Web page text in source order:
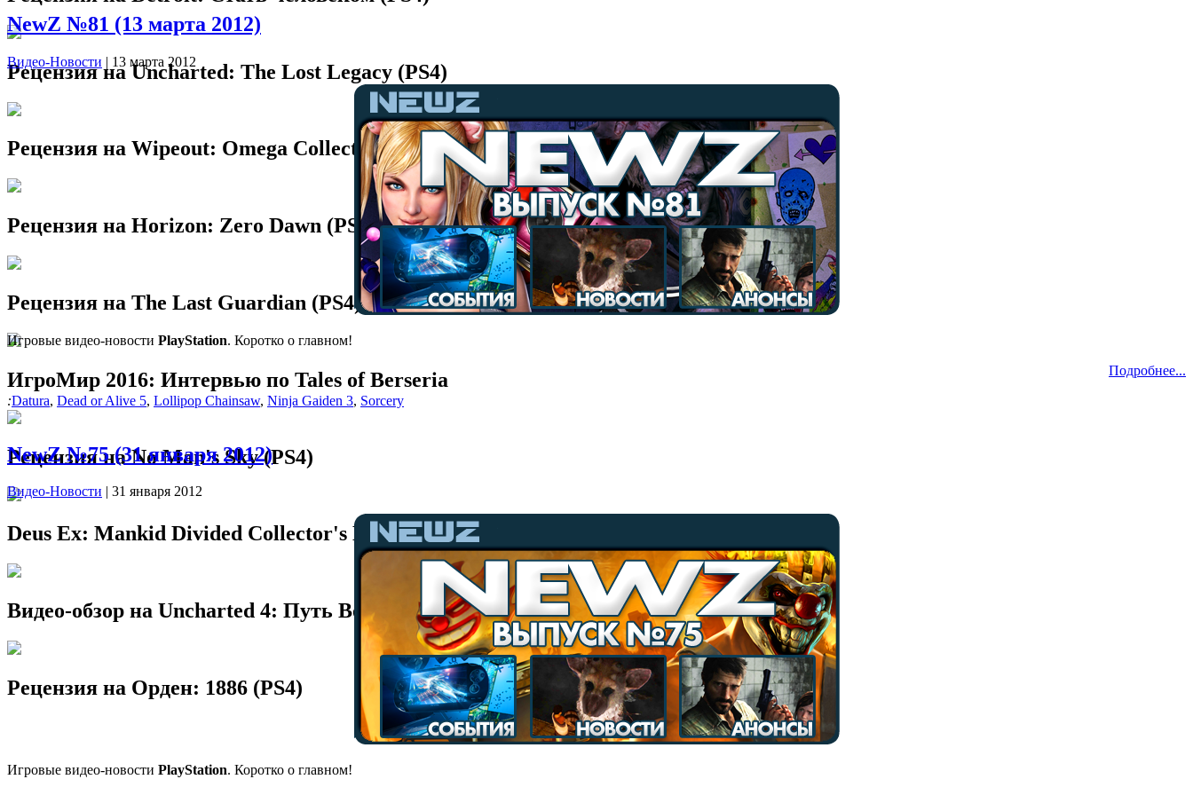
Рецензия на Uncharted: The Lost Legacy (PS4)
Рецензия на Wipeout: Omega Collection (PS4)
Рецензия на Horizon: Zero Dawn (PS4)
Рецензия на The Last Guardian (PS4)
ИгроМир 2016: Интервью по Tales of Berseria
Рецензия на No Man's Sky (PS4)
Deus Ex: Mankid Divided Collector's Edition
Видео-обзор на Uncharted 4: Путь Вора
Рецензия на Орден: 1886 (PS4)
NewZ №81 (13 марта 2012)
Видео-Новости | 13 марта 2012
Игровые видео-новости PlayStation. Коротко о главном!
Подробнее...
:Datura, Dead or Alive 5, Lollipop Chainsaw, Ninja Gaiden 3, Sorcery
NewZ №75 (31 января 2012)
Видео-Новости | 31 января 2012
Игровые видео-новости PlayStation. Коротко о главном!